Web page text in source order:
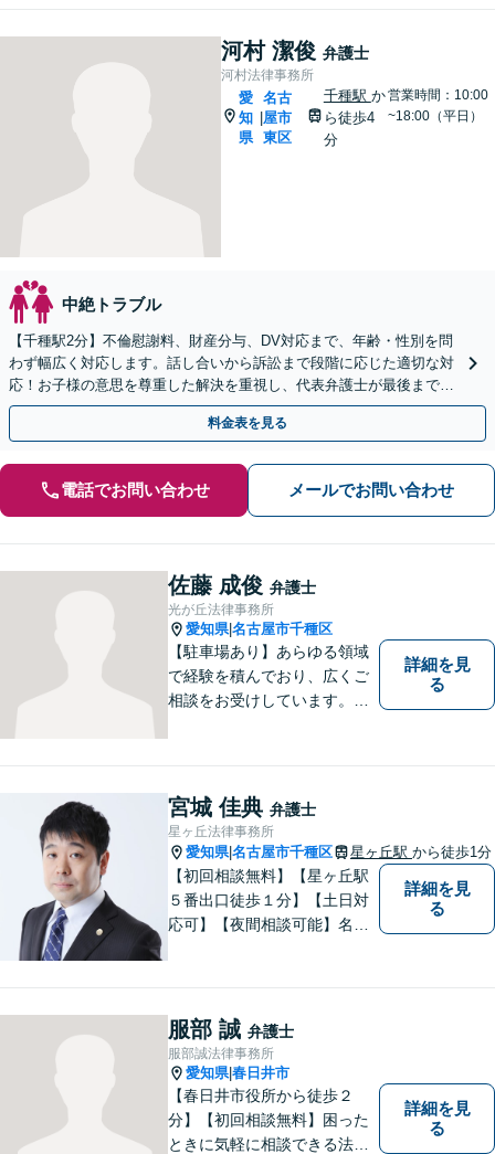
河村 潔俊 弁護士
河村法律事務所
愛
知
県
名古
屋市
東区
千種駅 か
ら徒歩4
分
営業時間：10:00
~18:00（平日）
中絶トラブル
【千種駅2分】不倫慰謝料、財産分与、DV対応まで、年齢・性別を問
わず幅広く対応します。話し合いから訴訟まで段階に応じた適切な対
応！お子様の意思を尊重した解決を重視し、代表弁護士が最後まで一
貫してサポート【土日夜間対応可】【オンライン対応可】
料金表を見る
電話でお問い合わせ メールでお問い合わせ
佐藤 成俊 弁護士
光が丘法律事務所
愛知県|名古屋市千種区
【駐車場あり】あらゆる領域
で経験を積んでおり、広くご
相談をお受けしています。ご
ブル解決に対応いたします。
詳細を見
る
宮城 佳典 弁護士
星ヶ丘法律事務所
愛知県|名古屋市千種区 星ヶ丘駅 から徒歩1分
【初回相談無料】【星ヶ丘駅
５番出口徒歩１分】【土日対
応可】【夜間相談可能】名古
詳細を見
る
服部 誠 弁護士
服部誠法律事務所
愛知県|春日井市
【春日井市役所から徒歩２
分】【初回相談無料】困った
ときに気軽に相談できる法律
詳細を見
る